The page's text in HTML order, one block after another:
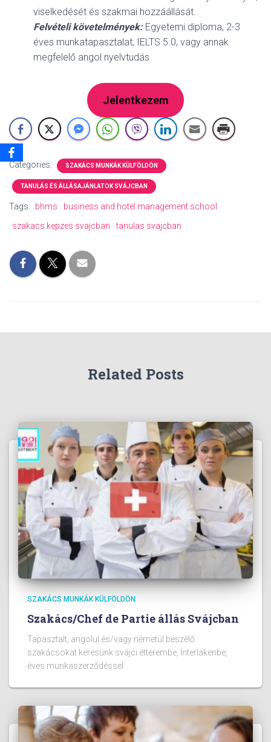
viselkedését és szakmai hozzáállását.
Felvételi követelmények: Egyetemi diploma, 2-3
éves munkatapasztalat; IELTS 5.0, vagy annak
megfelelő angol nyelvtudás
Jelentkezem
Categories: SZAKÁCS MUNKÁK KÜLFÖLDÖN
TANULÁS ÉS ÁLLÁSAJÁNLATOK SVÁJCBAN
Tags: bhms
business and hotel management school
szakacs kepzes svajcban
tanulas svajcban
Related Posts
SZAKÁCS MUNKÁK KÜLFÖLDÖN
Szakács/Chef de Partie állás Svájcban
Tapasztalt, angolul és/vagy németül beszélő
szakácsokat keresünk svájci étterembe, Interlakenbe,
éves munkaszerződéssel